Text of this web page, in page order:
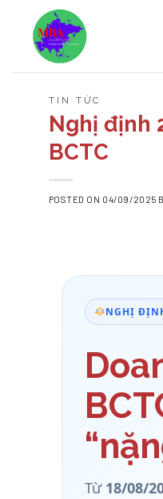
content
TIN TỨC
Nghị định
BCTC
POSTED ON 04/09/2025
NGHỊ
Từ 18/08/